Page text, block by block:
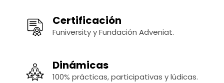
Certificación
Funiversity y Fundación Adveniat.
Dinámicas
100% prácticas, participativas y lúdicas.